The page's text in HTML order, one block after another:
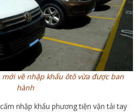
về nhập khẩu ôtô vừa được ban
hành
nhập khẩu phương tiện vận tải tay